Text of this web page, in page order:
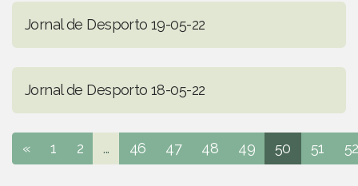
Jornal de Desporto 19-05-22
Jornal de Desporto 18-05-22
« 1 2 ... 46 47 48 49 50 51 52